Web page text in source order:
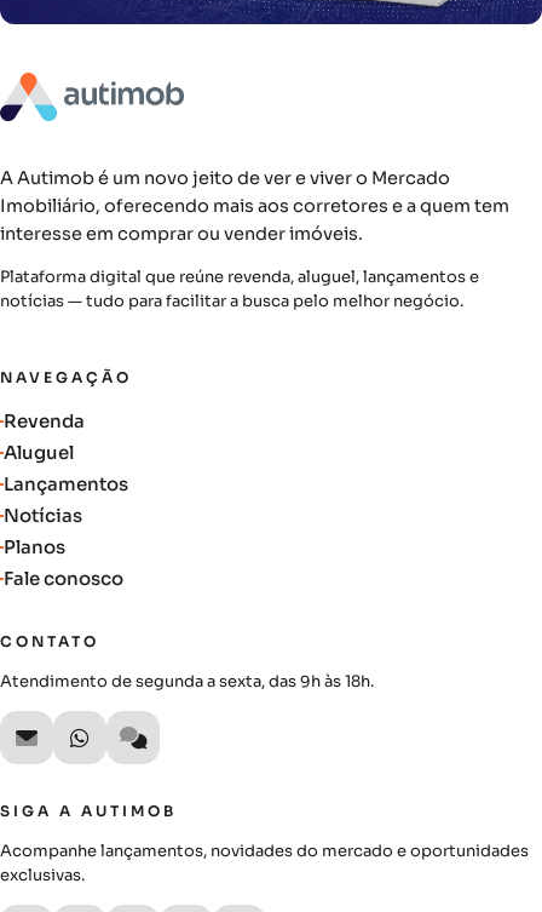
A Autimob é um novo jeito de ver e viver o Mercado
Imobiliário, oferecendo mais aos corretores e a quem tem
interesse em comprar ou vender imóveis.
Plataforma digital que reúne revenda, aluguel, lançamentos e
notícias — tudo para facilitar a busca pelo melhor negócio.
NAVEGAÇÃO
Revenda
Aluguel
Lançamentos
Notícias
Planos
Fale conosco
CONTATO
Atendimento de segunda a sexta, das 9h às 18h.
SIGA A AUTIMOB
Acompanhe lançamentos, novidades do mercado e oportunidades
exclusivas.